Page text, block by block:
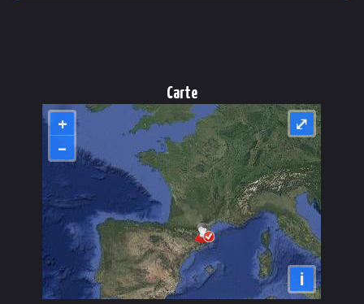
Carte
+
–
i
⤢